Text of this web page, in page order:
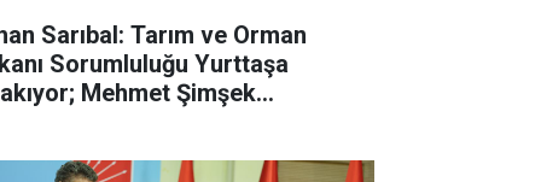
Sarıbal: Tarım ve Orman
Sorumluluğu Yurttaşa
Mehmet Şimşek